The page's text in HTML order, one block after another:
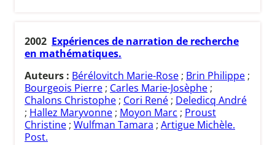
2002 Expériences de narration de recherche
en mathématiques.
Auteurs : Bérélovitch Marie-Rose ; Brin Philippe ;
Bourgeois Pierre ; Carles Marie-Josèphe ;
Chalons Christophe ; Cori René ; Deledicq André
; Hallez Maryvonne ; Moyon Marc ; Proust
Christine ; Wulfman Tamara ; Artigue Michèle.
Post.